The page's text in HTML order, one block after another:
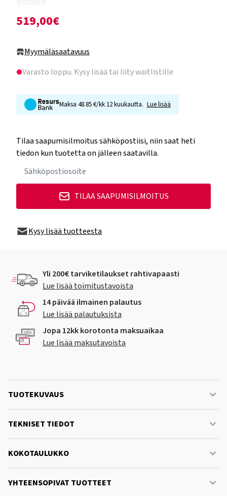
519,00€
Myymäläsaatavuus
Varasto loppu. Kysy lisää tai liity waitlistille
Maksa 48.85 €/kk 12 kuukautta. Lue lisää
Tilaa saapumisilmoitus sähköpostiisi, niin saat heti
tiedon kun tuotetta on jälleen saatavilla.
TILAA SAAPUMISILMOITUS
Kysy lisää tuotteesta
Yli 200€ tarviketilaukset rahtivapaasti
Lue lisää toimitustavoista
14 päivää ilmainen palautus
Lue lisää palautuksista
Jopa 12kk korotonta maksuaikaa
Lue lisää maksutavoista
TUOTEKUVAUS
TEKNISET TIEDOT
KOKOTAULUKKO
YHTEENSOPIVAT TUOTTEET